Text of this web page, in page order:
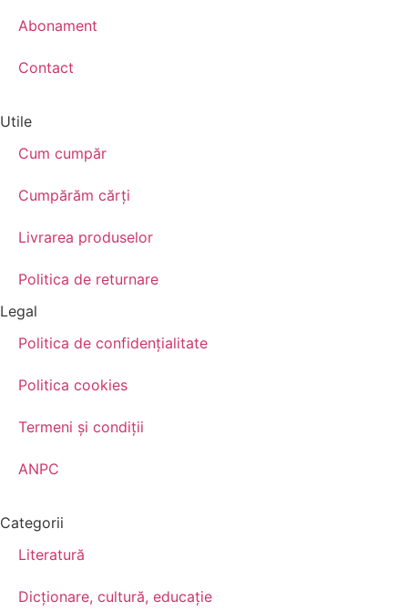
Abonament
Contact
Utile
Cum cumpăr
Cumpărăm cărţi
Livrarea produselor
Politica de returnare
Legal
Politica de confidenţialitate
Politica cookies
Termeni şi condiţii
ANPC
Categorii
Literatură
Dicționare, cultură, educație